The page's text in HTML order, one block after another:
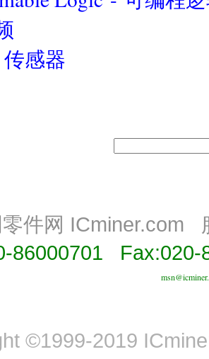
传感器
件网 ICminer.com
86000701 Fax:020-
©1999-2019